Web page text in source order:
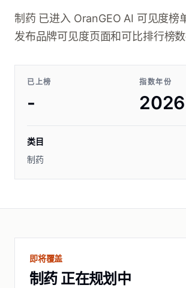
制药 已进入 OranGEO AI 可见度榜
发布品牌可见度页面和可比排行榜数
已上榜
-
指数年份
2026
类目
制药
即将覆盖
制药 正在规划中